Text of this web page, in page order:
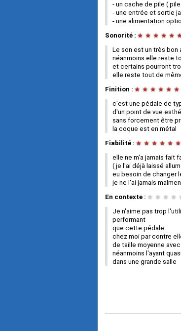
- un cache de pile (
- une entrée et sortie
- une alimentation
Sonorité : ★ ★ ★ ★ ★
Le son est un très bon
néanmoins elle reste
et certains pourront
elle reste tout de
Finition : ★ ★ ★ ★ ★ ★
c'est une pédale de
d'un point de vue
sans forcement être
la coque est en métal
Fiabilité : ★ ★ ★ ★ ★ ★
elle ne m'a jamais fait
( je l'ai déjà laissé
eu besoin de changer
je ne l'ai jamais
En contexte : ★ ★ ★ ★
Je n'aime pas trop
performant
que cette pédale
chez moi par contre
de taille moyenne
néanmoins l'ayant
dans une grande salle